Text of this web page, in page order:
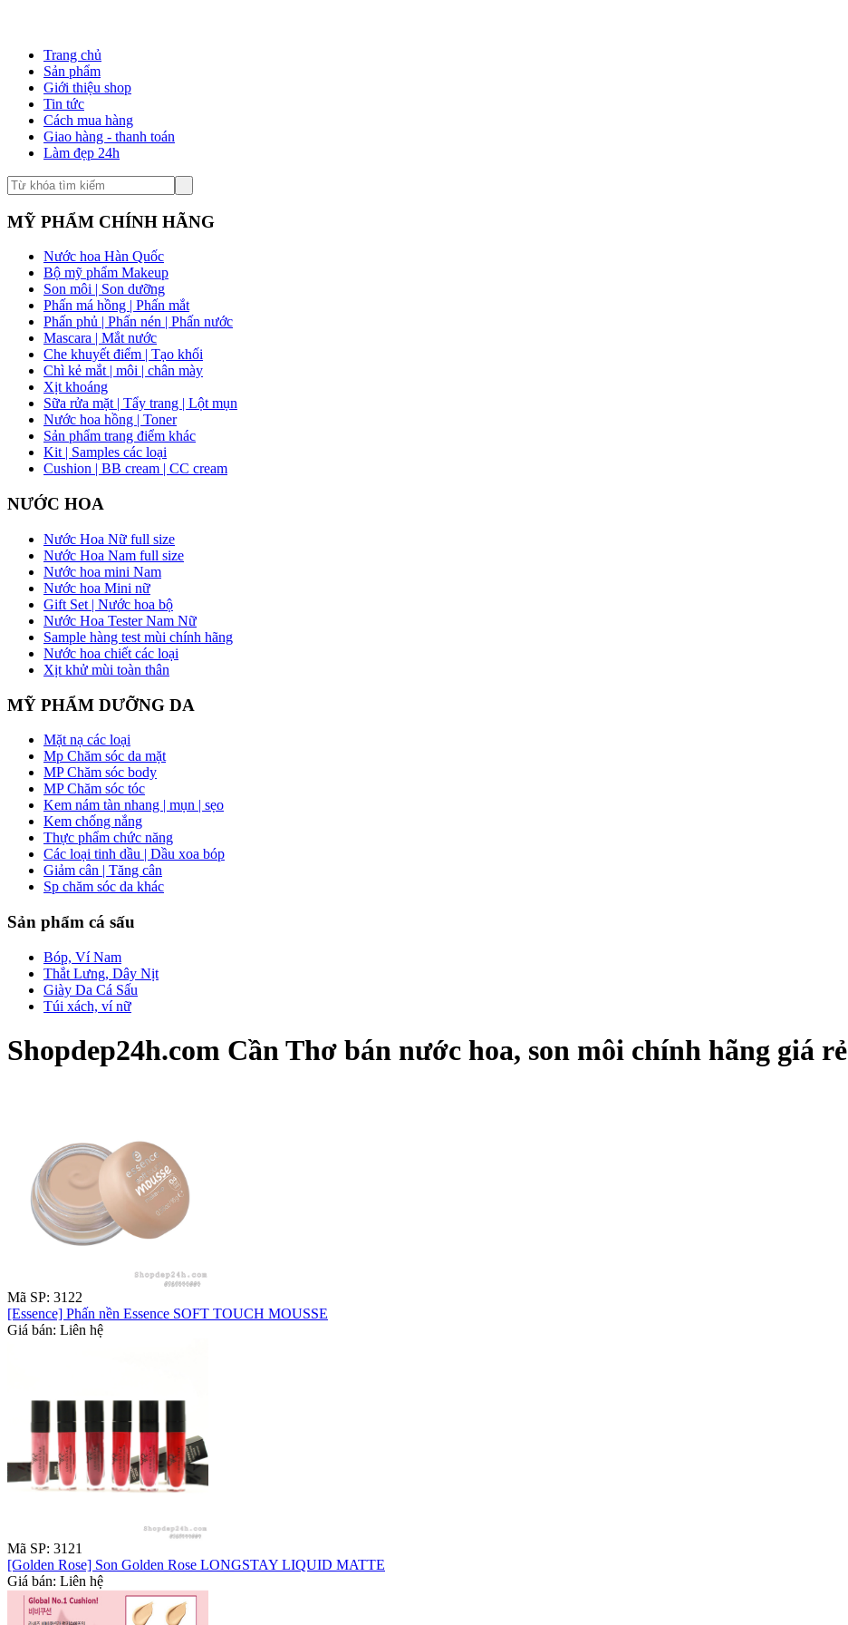
Trang chủ
Sản phẩm
Giới thiệu shop
Tin tức
Cách mua hàng
Giao hàng - thanh toán
Làm đẹp 24h
MỸ PHẨM CHÍNH HÃNG
Nước hoa Hàn Quốc
Bộ mỹ phẩm Makeup
Son môi | Son dưỡng
Phấn má hồng | Phấn mắt
Phấn phủ | Phấn nén | Phấn nước
Mascara | Mắt nước
Che khuyết điểm | Tạo khối
Chì kẻ mắt | môi | chân mày
Xịt khoáng
Sữa rửa mặt | Tẩy trang | Lột mụn
Nước hoa hồng | Toner
Sản phẩm trang điểm khác
Kit | Samples các loại
Cushion | BB cream | CC cream
NƯỚC HOA
Nước Hoa Nữ full size
Nước Hoa Nam full size
Nước hoa mini Nam
Nước hoa Mini nữ
Gift Set | Nước hoa bộ
Nước Hoa Tester Nam Nữ
Sample hàng test mùi chính hãng
Nước hoa chiết các loại
Xịt khử mùi toàn thân
MỸ PHẨM DƯỠNG DA
Mặt nạ các loại
Mp Chăm sóc da mặt
MP Chăm sóc body
MP Chăm sóc tóc
Kem nám tàn nhang | mụn | sẹo
Kem chống nắng
Thực phẩm chức năng
Các loại tinh dầu | Dầu xoa bóp
Giảm cân | Tăng cân
Sp chăm sóc da khác
Sản phẩm cá sấu
Bóp, Ví Nam
Thắt Lưng, Dây Nịt
Giày Da Cá Sấu
Túi xách, ví nữ
Shopdep24h.com Cần Thơ bán nước hoa, son môi chính hãng giá
Mã SP: 3122
[Essence] Phấn nền Essence SOFT TOUCH MOUSSE
Giá bán: Liên hệ
Mã SP: 3121
[Golden Rose] Son Golden Rose LONGSTAY LIQUID MATTE
Giá bán: Liên hệ